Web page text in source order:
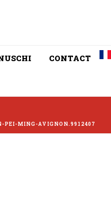
CONTACT
PEI-MING-AVIGNON.9912407